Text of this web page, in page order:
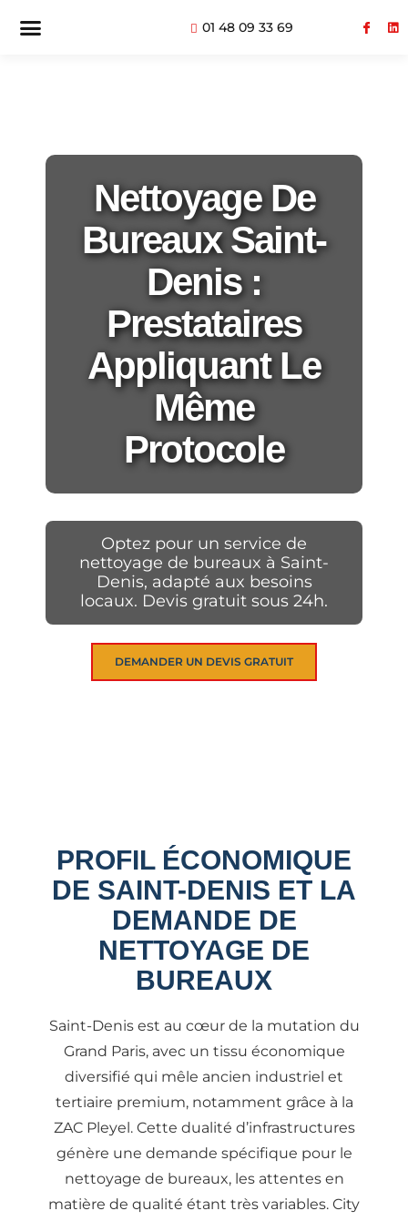
01 48 09 33 69
Nettoyage De
Bureaux Saint-
Denis :
Prestataires
Appliquant Le
Même
Protocole
Optez pour un service de
nettoyage de bureaux à Saint-
Denis, adapté aux besoins
locaux. Devis gratuit sous 24h.
DEMANDER UN DEVIS GRATUIT
PROFIL ÉCONOMIQUE
DE SAINT-DENIS ET LA
DEMANDE DE
NETTOYAGE DE
BUREAUX
Saint-Denis est au cœur de la mutation du
Grand Paris, avec un tissu économique
diversifié qui mêle ancien industriel et
tertiaire premium, notamment grâce à la
ZAC Pleyel. Cette dualité d’infrastructures
génère une demande spécifique pour le
nettoyage de bureaux, les attentes en
matière de qualité étant très variables. City